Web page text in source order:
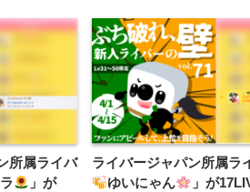
所属ライバ
」が
ライバージャパン所属ラ
ゆいにゃん
」が